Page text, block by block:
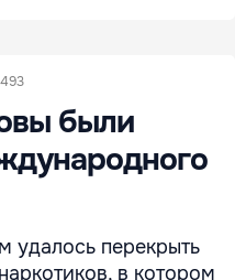
493
были
удалось перекрыть
в котором